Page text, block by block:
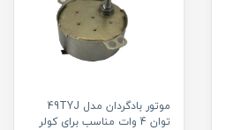
موتور بادگردان مدل 49TYJ
توان 4 وات مناسب برای کولر